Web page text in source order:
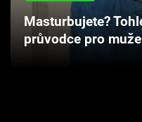
Pořady
Masturbujete?
průvodce pro